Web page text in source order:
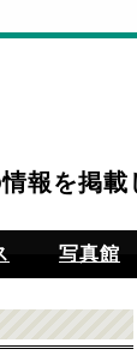
報を掲載
写真館